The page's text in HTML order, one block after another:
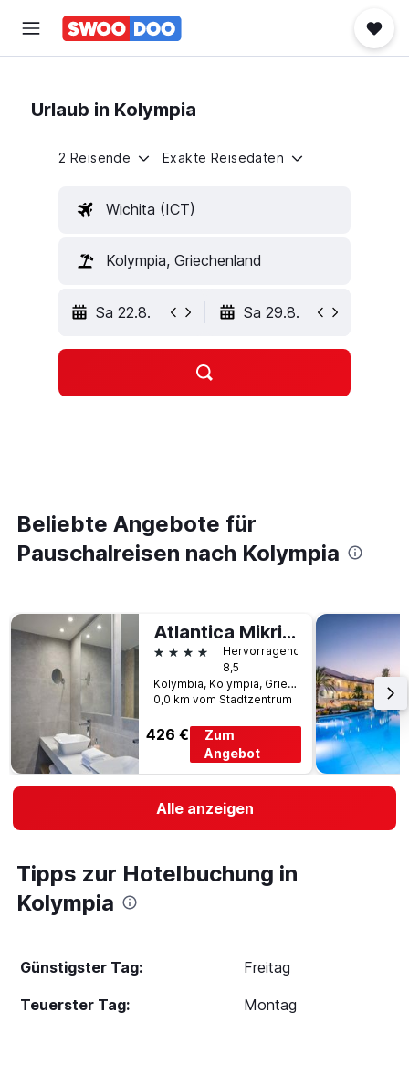
Urlaub in Kolympia
2 Reisende Exakte Reisedaten
Wichita (ICT)
Kolympia, Griechenland
Sa 22.8. Sa 29.8.
Beliebte Angebote für
Pauschalreisen nach Kolympia
Atlantica Mikri Poli Rhodes
4 Sterne
Hervorragend
8,5
Kolymbia, Kolympia, Griechenland
0,0 km vom Stadtzentrum
426 €
Zum
Angebot
Alle anzeigen
Tipps zur Hotelbuchung in
Kolympia
Günstigster Tag: Freitag
Teuerster Tag: Montag